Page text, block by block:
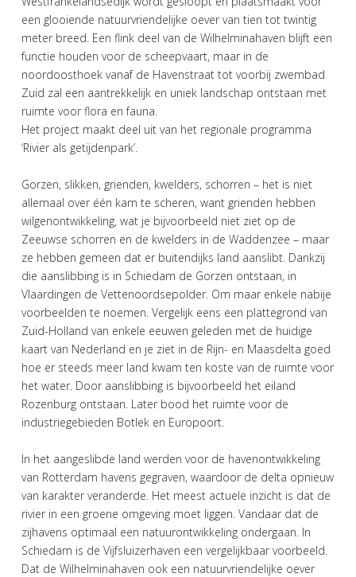
een glooiende natuurvriendelijke oever van tien tot twintig
meter breed. Een flink deel van de Wilhelminahaven blijft een
functie houden voor de scheepvaart, maar in de
noordoosthoek vanaf de Havenstraat tot voorbij zwembad
Zuid zal een aantrekkelijk en uniek landschap ontstaan met
ruimte voor flora en fauna.
Het project maakt deel uit van het regionale programma
‘Rivier als getijdenpark’.
Gorzen, slikken, grienden, kwelders, schorren – het is niet
allemaal over één kam te scheren, want grienden hebben
wilgenontwikkeling, wat je bijvoorbeeld niet ziet op de
Zeeuwse schorren en de kwelders in de Waddenzee – maar
ze hebben gemeen dat er buitendijks land aanslibt. Dankzij
die aanslibbing is in Schiedam de Gorzen ontstaan, in
Vlaardingen de Vettenoordsepolder. Om maar enkele nabije
voorbeelden te noemen. Vergelijk eens een plattegrond van
Zuid-Holland van enkele eeuwen geleden met de huidige
kaart van Nederland en je ziet in de Rijn- en Maasdelta goed
hoe er steeds meer land kwam ten koste van de ruimte voor
het water. Door aanslibbing is bijvoorbeeld het eiland
Rozenburg ontstaan. Later bood het ruimte voor de
industriegebieden Botlek en Europoort.
In het aangeslibde land werden voor de havenontwikkeling
van Rotterdam havens gegraven, waardoor de delta opnieuw
van karakter veranderde. Het meest actuele inzicht is dat de
rivier in een groene omgeving moet liggen. Vandaar dat de
zijhavens optimaal een natuurontwikkeling ondergaan. In
Schiedam is de Vijfsluizerhaven een vergelijkbaar voorbeeld.
Dat de Wilhelminahaven ook een natuurvriendelijke oever